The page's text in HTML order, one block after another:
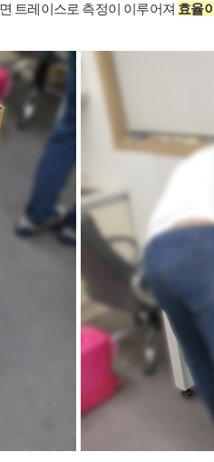
트레이스로 측정이 이루어져 효율